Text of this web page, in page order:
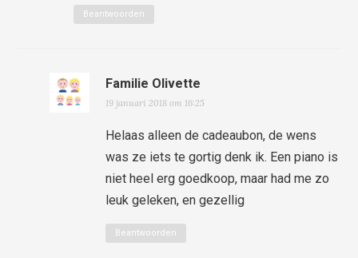
Beantwoorden
Familie Olivette
19 januari 2018 om 16:25
Helaas alleen de cadeaubon, de wens
was ze iets te gortig denk ik. Een piano is
niet heel erg goedkoop, maar had me zo
leuk geleken, en gezellig
Beantwoorden